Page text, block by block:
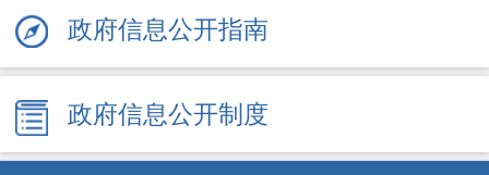
政府信息公开指南
政府信息公开制度